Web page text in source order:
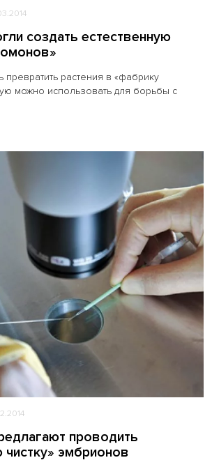
создать естественную
превратить растения в «фабрику
можно использовать для борьбы с
проводить
чистку» эмбрионов